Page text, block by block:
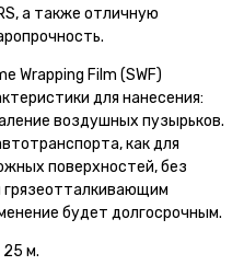
а также отличную
Wrapping Film (SWF)
для нанесения:
воздушных пузырьков.
как для
поверхностей, без
грязеотталкивающим
будет долгосрочным.
25 м.